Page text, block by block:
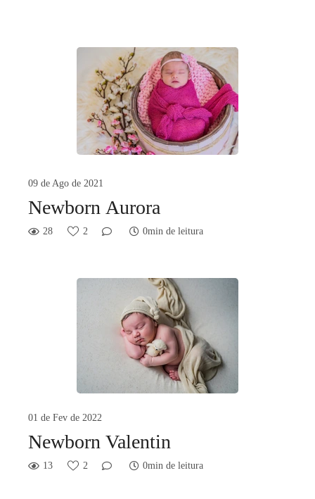
09 de Ago de 2021
Newborn Aurora
28 2 0min de leitura
01 de Fev de 2022
Newborn Valentin
13 2 0min de leitura